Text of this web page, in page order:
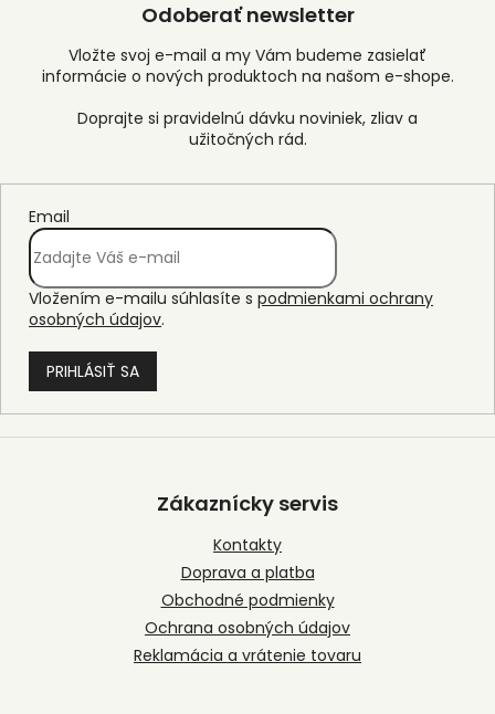
Odoberať newsletter
Vložte svoj e-mail a my Vám budeme zasielať
informácie o nových produktoch na našom e-shope.
Email
Vložením e-mailu súhlasíte s podmienkami ochrany
osobných údajov.
PRIHLÁSIŤ SA
Z
Zákaznícky servis
Kontakty
Doprava a platba
Obchodné podmienky
Ochrana osobných údajov
Reklamácia a vrátenie tovaru